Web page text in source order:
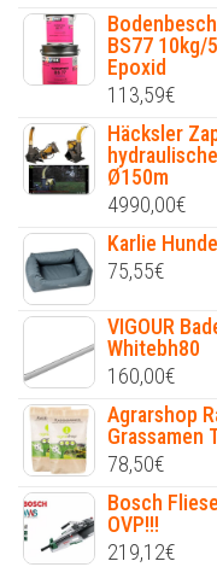
BS77 10kg/
Epoxid
113,59€
Häcksler
Ø150m
4990,00€
Karlie
75,55€
VIGOUR
Whitebh80
160,00€
Agrarshop
Grassamen
78,50€
Bosch
OVP!!!
219,12€